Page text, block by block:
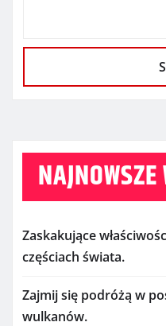
Zaskakujące
częściach świata.
Zajmij się podróżą w
wulkanów.